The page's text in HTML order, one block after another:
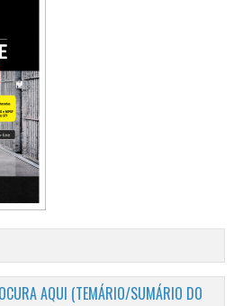
AQUI (TEMÁRIO/SUMÁRIO DO